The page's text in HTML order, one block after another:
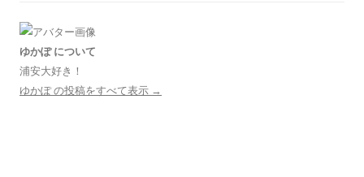
ゆかぽ について
浦安大好き！
ゆかぽ の投稿をすべて表示 →